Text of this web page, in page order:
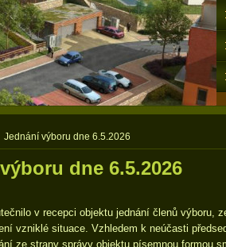
Jednání výboru dne 6.5.2026
dne 6.5.2026
v recepci objektu jednání členů výboru,
vzniklé situace. Vzhledem k neúčasti
ze strany správy objektu písemnou formou